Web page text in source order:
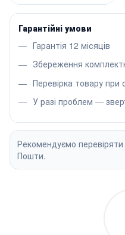
Гарантійні умови
Гарантія 12 місяців
Збереження
Перевірка товару при
У разі проблем —
Рекомендуємо перевіряти
Пошти.